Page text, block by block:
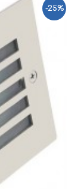
-25%